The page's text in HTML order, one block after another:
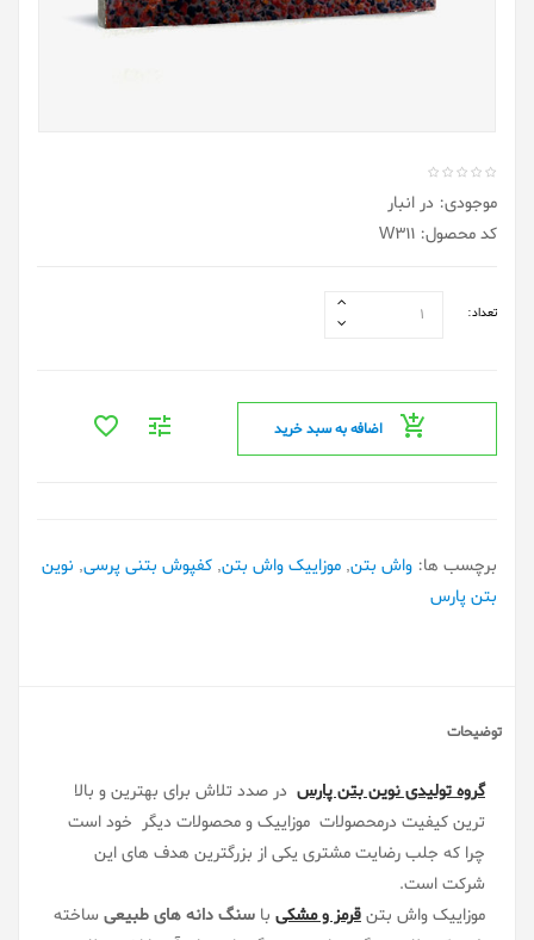
موجودی: در انبار
کد محصول: W311
تعداد:
اضافه به سبد خرید
برچسب ها: واش بتن, موزاییک واش بتن, کفپوش بتنی پرسی, نوین
بتن پارس
توضیحات
گروه تولیدی نوین بتن پارس در صدد تلاش برای بهترین و بالا
ترین کیفیت درمحصولات موزاییک و محصولات دیگر خود است
چرا که جلب رضایت مشتری یکی از بزرگترین هدف های این
شرکت است.
موزاییک واش بتنقرمز و مشکی با سنگ دانه های طبیعی ساخته